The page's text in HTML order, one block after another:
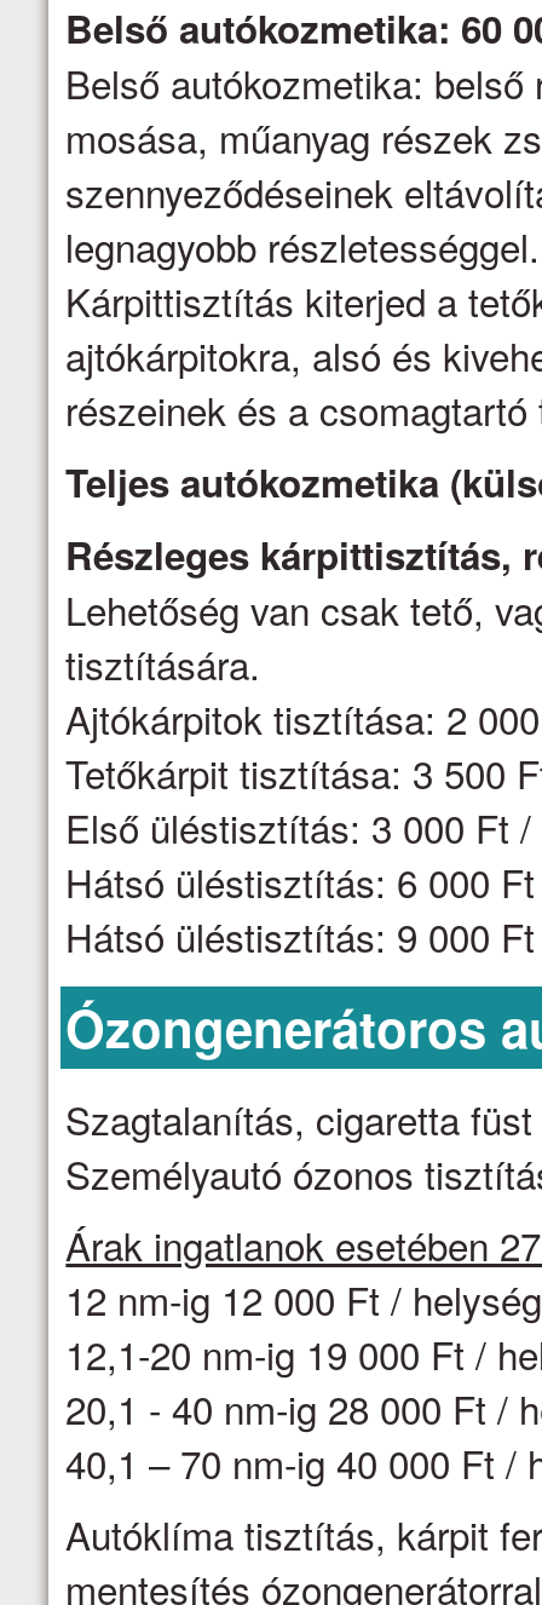
Belső autókozmetika: 60
Belső autókozmetika:
mosása, műanyag részek
szennyeződéseinek
legnagyobb részletességgel.
Kárpittisztítás kiterjed a
ajtókárpitokra, alsó és
részeinek és a
Teljes autókozmetika
Részleges kárpittisztítás,
Lehetőség van csak tető,
tisztítására.
Ajtókárpitok tisztítása: 2
Tetőkárpit tisztítása: 3 500
Első üléstisztítás: 3 000 Ft
Hátsó üléstisztítás: 6 000
Hátsó üléstisztítás: 9 000
Ózongenerátoros
Szagtalanítás, cigaretta
Személyautó ózonos
Árak ingatlanok esetében
12 nm-ig 12 000 Ft / helység
12,1-20 nm-ig 19 000 Ft /
20,1 - 40 nm-ig 28 000 Ft /
40,1 – 70 nm-ig 40 000 Ft /
Autóklíma tisztítás, kárpit
mentesítés